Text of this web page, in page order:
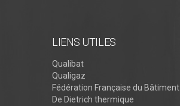
LIENS UTILES
Qualibat
Qualigaz
Fédération Française du Bâtiment
De Dietrich thermique